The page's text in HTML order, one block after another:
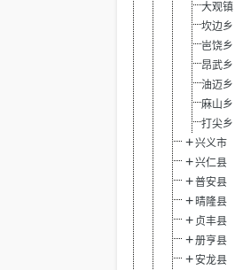
大观镇
坎边乡
岜饶乡
昂武乡
油迈乡
麻山乡
打尖乡
兴义市
兴仁县
普安县
晴隆县
贞丰县
册亨县
安龙县